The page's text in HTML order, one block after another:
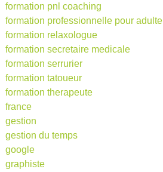
formation pnl coaching
formation professionnelle pour adulte
formation relaxologue
formation secretaire medicale
formation serrurier
formation tatoueur
formation therapeute
france
gestion
gestion du temps
google
graphiste